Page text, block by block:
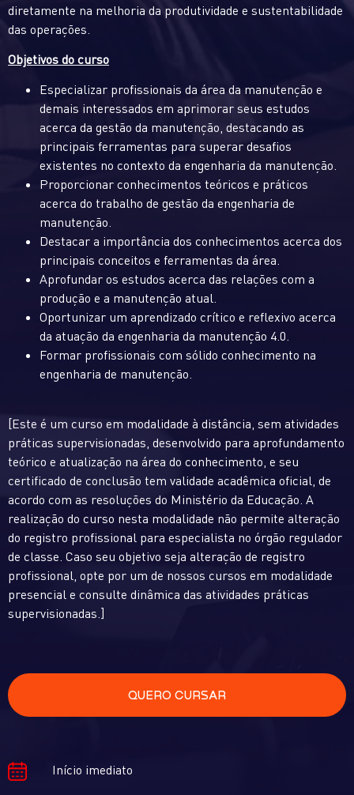
diretamente na melhoria da produtividade e sustentabilidade
das operações.
Objetivos do curso
Especializar profissionais da área da manutenção e
demais interessados em aprimorar seus estudos
acerca da gestão da manutenção, destacando as
principais ferramentas para superar desafios
existentes no contexto da engenharia da manutenção.
Proporcionar conhecimentos teóricos e práticos
acerca do trabalho de gestão da engenharia de
manutenção.
Destacar a importância dos conhecimentos acerca dos
principais conceitos e ferramentas da área.
Aprofundar os estudos acerca das relações com a
produção e a manutenção atual.
Oportunizar um aprendizado crítico e reflexivo acerca
da atuação da engenharia da manutenção 4.0.
Formar profissionais com sólido conhecimento na
engenharia de manutenção.
[Este é um curso em modalidade à distância, sem atividades
práticas supervisionadas, desenvolvido para aprofundamento
teórico e atualização na área do conhecimento, e seu
certificado de conclusão tem validade acadêmica oficial, de
acordo com as resoluções do Ministério da Educação. A
realização do curso nesta modalidade não permite alteração
do registro profissional para especialista no órgão regulador
de classe. Caso seu objetivo seja alteração de registro
profissional, opte por um de nossos cursos em modalidade
presencial e consulte dinâmica das atividades práticas
supervisionadas.]
QUERO CURSAR
Início imediato